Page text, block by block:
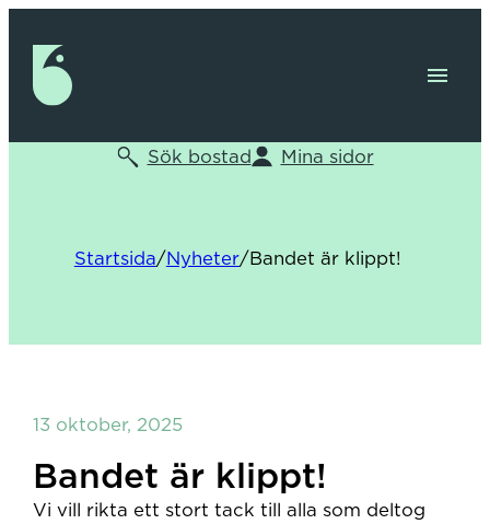
Sök bostad Mina sidor
Startsida/Nyheter/Bandet är klippt!
13 oktober, 2025
Bandet är klippt!
Vi vill rikta ett stort tack till alla som deltog